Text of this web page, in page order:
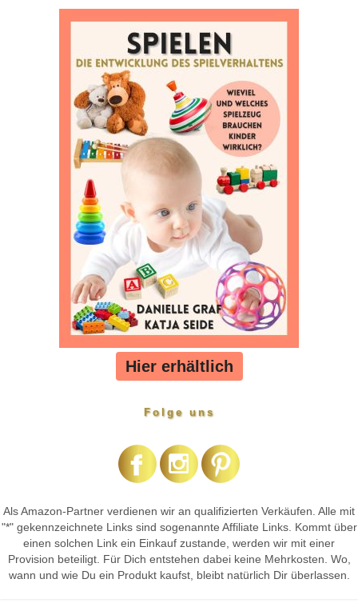
Hier erhältlich
Folge uns
Als Amazon-Partner verdienen wir an qualifizierten Verkäufen. Alle mit
"*" gekennzeichnete Links sind sogenannte Affiliate Links. Kommt über
einen solchen Link ein Einkauf zustande, werden wir mit einer
Provision beteiligt. Für Dich entstehen dabei keine Mehrkosten. Wo,
wann und wie Du ein Produkt kaufst, bleibt natürlich Dir überlassen.